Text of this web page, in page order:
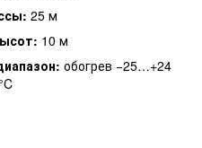
25 м
10 м
обогрев −25…+24